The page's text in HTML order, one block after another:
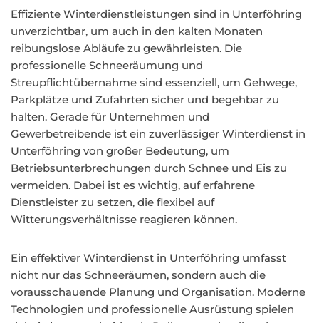
Effiziente Winterdienstleistungen sind in Unterföhring
unverzichtbar, um auch in den kalten Monaten
reibungslose Abläufe zu gewährleisten. Die
professionelle Schneeräumung und
Streupflichtübernahme sind essenziell, um Gehwege,
Parkplätze und Zufahrten sicher und begehbar zu
halten. Gerade für Unternehmen und
Gewerbetreibende ist ein zuverlässiger Winterdienst in
Unterföhring von großer Bedeutung, um
Betriebsunterbrechungen durch Schnee und Eis zu
vermeiden. Dabei ist es wichtig, auf erfahrene
Dienstleister zu setzen, die flexibel auf
Witterungsverhältnisse reagieren können.
Ein effektiver Winterdienst in Unterföhring umfasst
nicht nur das Schneeräumen, sondern auch die
vorausschauende Planung und Organisation. Moderne
Technologien und professionelle Ausrüstung spielen